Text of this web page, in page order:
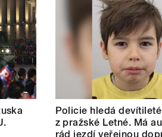
Policie hledá
z pražské Letné. Má
rád jezdí veřejnou